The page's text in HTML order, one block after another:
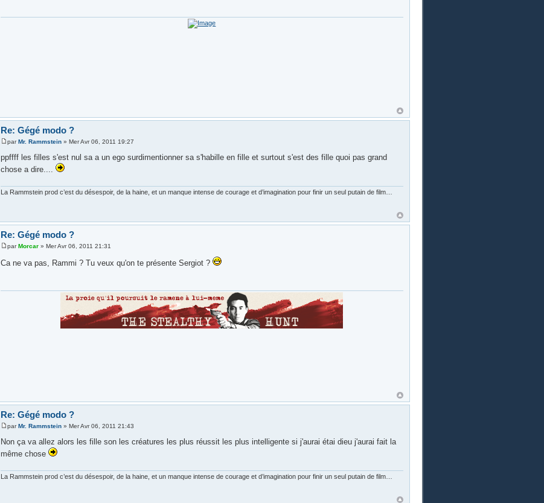
Re: Gégé modo ?
par Mr. Rammstein» Mer Avr 06, 2011 19:27
ppffff les filles s'est nul sa a un ego surdimentionner sa s'habille en fille et surtout s'est des fille quoi pas grand
chose a dire....
La Rammstein prod c’est du désespoir, de la haine, et un manque intense de courage et d’imagination pour finir un seul putain de film…
Re: Gégé modo ?
par Morcar» Mer Avr 06, 2011 21:31
Ca ne va pas, Rammi ? Tu veux qu'on te présente Sergiot ?
Re: Gégé modo ?
par Mr. Rammstein» Mer Avr 06, 2011 21:43
Non ça va allez alors les fille son les créatures les plus réussit les plus intelligente si j'aurai étai dieu j'aurai fait la
même chose
La Rammstein prod c’est du désespoir, de la haine, et un manque intense de courage et d’imagination pour finir un seul putain de film…